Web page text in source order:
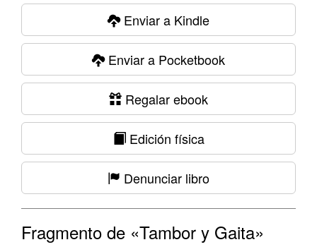
Enviar a Kindle
Enviar a Pocketbook
Regalar ebook
Edición física
Denunciar libro
Fragmento de «Tambor y Gaita»